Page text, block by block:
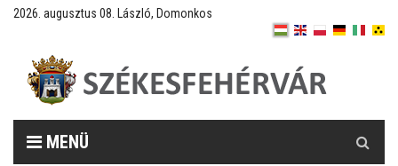
2026. augusztus 08. László, Domonkos
MENÜ